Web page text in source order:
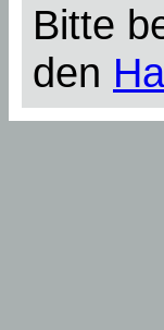
Bitte
den